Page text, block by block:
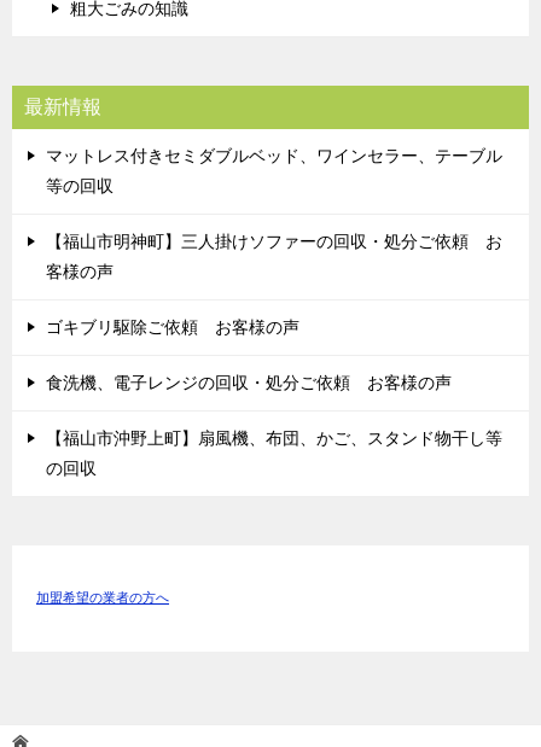
粗大ごみの知識
最新情報
マットレス付きセミダブルベッド、ワインセラー、テーブル
等の回収
【福山市明神町】三人掛けソファーの回収・処分ご依頼 お
客様の声
ゴキブリ駆除ご依頼 お客様の声
食洗機、電子レンジの回収・処分ご依頼 お客様の声
【福山市沖野上町】扇風機、布団、かご、スタンド物干し等
の回収
加盟希望の業者の方へ